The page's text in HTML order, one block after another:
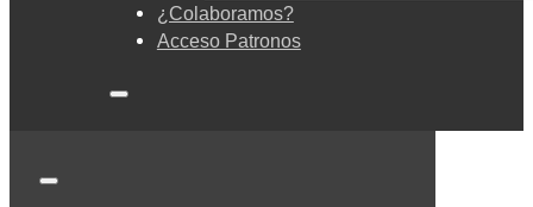
¿Colaboramos?
Acceso Patronos